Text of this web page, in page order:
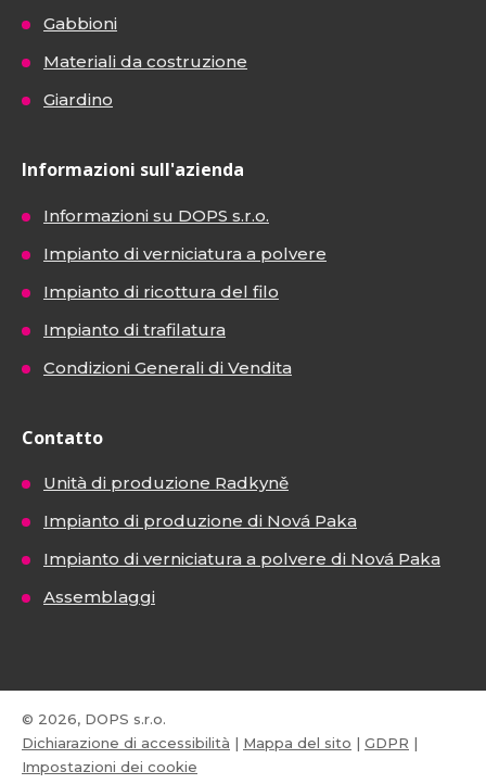
Gabbioni
Materiali da costruzione
Giardino
Informazioni sull'azienda
Informazioni su DOPS s.r.o.
Impianto di verniciatura a polvere
Impianto di ricottura del filo
Impianto di trafilatura
Condizioni Generali di Vendita
Contatto
Unità di produzione Radkyně
Impianto di produzione di Nová Paka
Impianto di verniciatura a polvere di Nová Paka
Assemblaggi
© 2026, DOPS s.r.o.
Dichiarazione di accessibilità | Mappa del sito | GDPR |
Impostazioni dei cookie